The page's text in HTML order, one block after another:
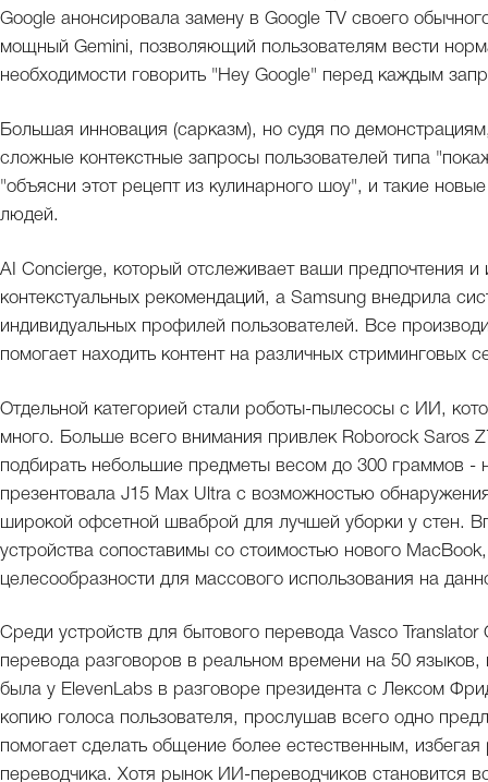
Google анонсировала замену в Google TV своего
мощный Gemini, позволяющий пользователям вести
необходимости говорить "Hey Google" перед каждым
Большая инновация (сарказм), но судя по
сложные контекстные запросы пользователей типа
"объясни этот рецепт из кулинарного шоу", и такие
людей.
AI Concierge, который отслеживает ваши предпочтения
контекстуальных рекомендаций, а Samsung внедрила
индивидуальных профилей пользователей. Все
помогает находить контент на различных стриминговых
Отдельной категорией стали роботы-пылесосы с ИИ,
много. Больше всего внимания привлек Roborock Saros
подбирать небольшие предметы весом до 300 граммов -
презентовала J15 Max Ultra с возможностью
широкой офсетной шваброй для лучшей уборки у стен.
устройства сопоставимы со стоимостью нового
целесообразности для массового использования на
Среди устройств для бытового перевода Vasco
перевода разговоров в реальном времени на 50
была у ElevenLabs в разговоре президента с Лексом
копию голоса пользователя, прослушав всего одно
помогает сделать общение более естественным,
переводчика. Хотя рынок ИИ-переводчиков становится